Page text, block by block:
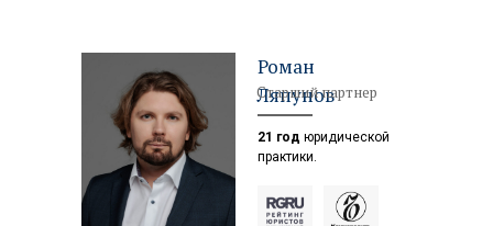
Роман
Ляпунов
Старший партнер
21 год юридической
практики.